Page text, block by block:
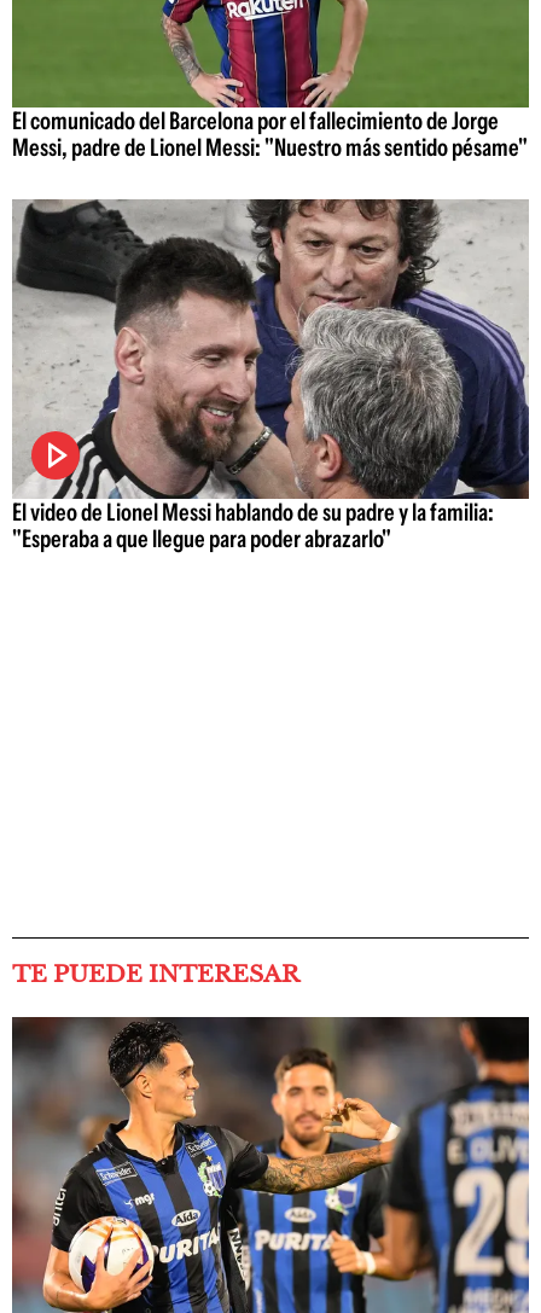
El comunicado del Barcelona por el fallecimiento de Jorge
Messi, padre de Lionel Messi: "Nuestro más sentido pésame"
El video de Lionel Messi hablando de su padre y la familia:
"Esperaba a que llegue para poder abrazarlo"
TE PUEDE INTERESAR